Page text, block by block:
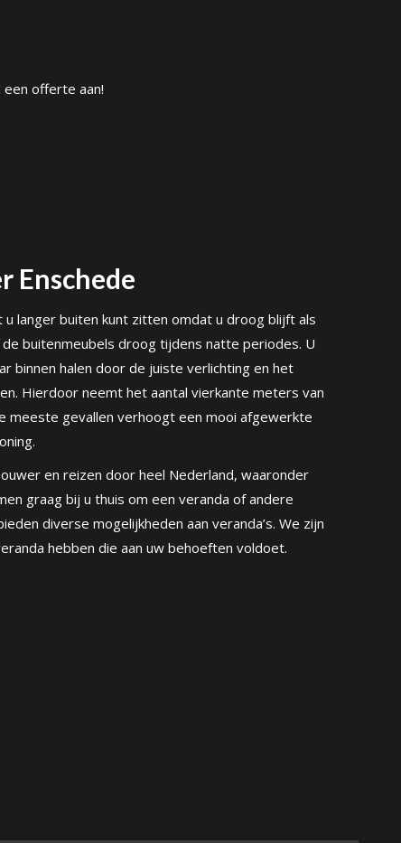
offerte aan!
Enschede
langer buiten kunt zitten omdat u droog blijft als
buitenmeubels droog tijdens natte periodes. U
binnen halen door de juiste verlichting en het
Hierdoor neemt het aantal vierkante meters van
meeste gevallen verhoogt een mooi afgewerkte
en reizen door heel Nederland, waaronder
graag bij u thuis om een ​​veranda of andere
diverse mogelijkheden aan veranda’s. We zijn
hebben die aan uw behoeften voldoet.